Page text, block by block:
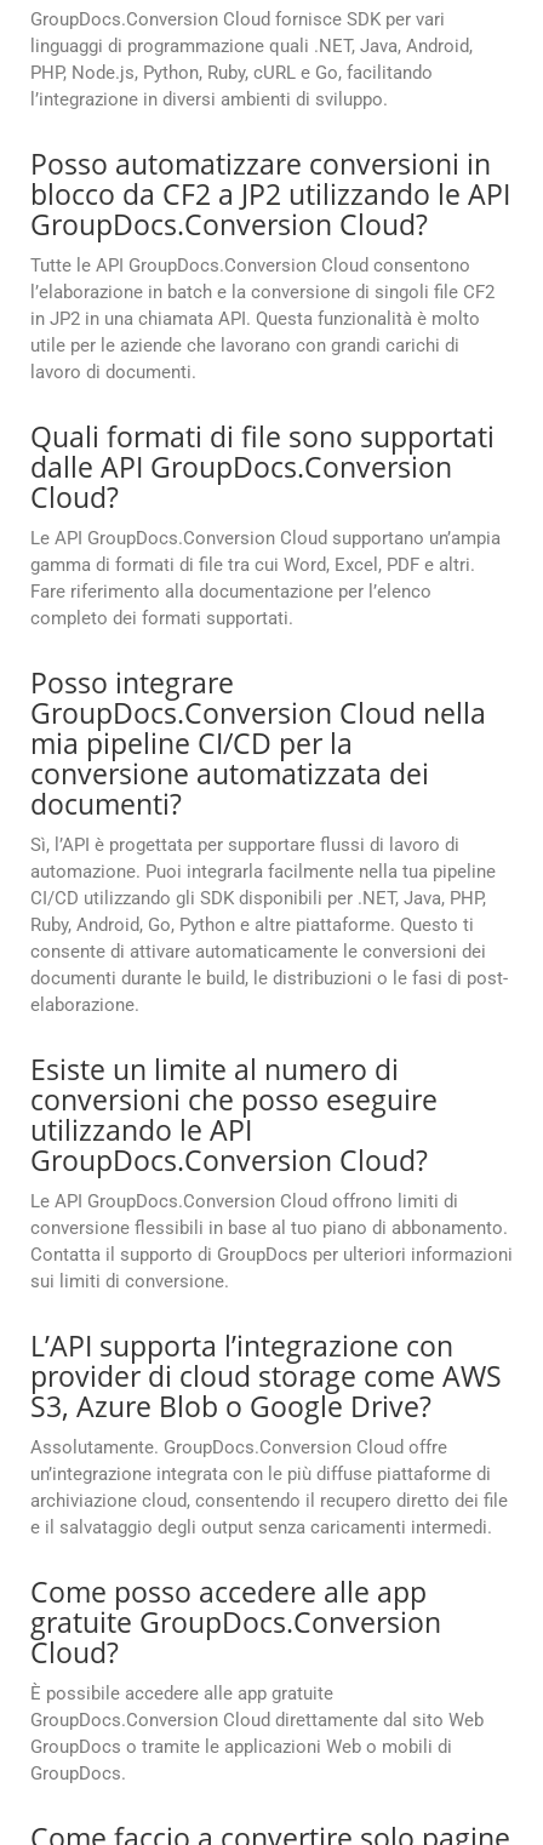
GroupDocs.Conversion Cloud fornisce SDK per vari
linguaggi di programmazione quali .NET, Java, Android,
PHP, Node.js, Python, Ruby, cURL e Go, facilitando
l’integrazione in diversi ambienti di sviluppo.
Posso automatizzare conversioni in
blocco da CF2 a JP2 utilizzando le API
GroupDocs.Conversion Cloud?
Tutte le API GroupDocs.Conversion Cloud consentono
l’elaborazione in batch e la conversione di singoli file CF2
in JP2 in una chiamata API. Questa funzionalità è molto
utile per le aziende che lavorano con grandi carichi di
lavoro di documenti.
Quali formati di file sono supportati
dalle API GroupDocs.Conversion
Cloud?
Le API GroupDocs.Conversion Cloud supportano un’ampia
gamma di formati di file tra cui Word, Excel, PDF e altri.
Fare riferimento alla documentazione per l’elenco
completo dei formati supportati.
Posso integrare
GroupDocs.Conversion Cloud nella
mia pipeline CI/CD per la
conversione automatizzata dei
documenti?
Sì, l’API è progettata per supportare flussi di lavoro di
automazione. Puoi integrarla facilmente nella tua pipeline
CI/CD utilizzando gli SDK disponibili per .NET, Java, PHP,
Ruby, Android, Go, Python e altre piattaforme. Questo ti
consente di attivare automaticamente le conversioni dei
documenti durante le build, le distribuzioni o le fasi di post-
elaborazione.
Esiste un limite al numero di
conversioni che posso eseguire
utilizzando le API
GroupDocs.Conversion Cloud?
Le API GroupDocs.Conversion Cloud offrono limiti di
conversione flessibili in base al tuo piano di abbonamento.
Contatta il supporto di GroupDocs per ulteriori informazioni
sui limiti di conversione.
L’API supporta l’integrazione con
provider di cloud storage come AWS
S3, Azure Blob o Google Drive?
Assolutamente. GroupDocs.Conversion Cloud offre
un’integrazione integrata con le più diffuse piattaforme di
archiviazione cloud, consentendo il recupero diretto dei file
e il salvataggio degli output senza caricamenti intermedi.
Come posso accedere alle app
gratuite GroupDocs.Conversion
Cloud?
È possibile accedere alle app gratuite
GroupDocs.Conversion Cloud direttamente dal sito Web
GroupDocs o tramite le applicazioni Web o mobili di
GroupDocs.